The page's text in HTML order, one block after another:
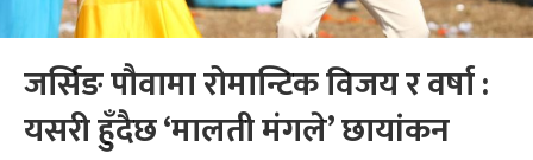
जर्सिङ पौवामा रोमान्टिक विजय र वर्षा :
यसरी हुँदैछ ‘मालती मंगले’ छायांकन